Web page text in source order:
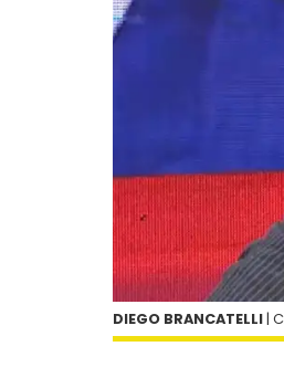
DIEGO BRANCATELLI |